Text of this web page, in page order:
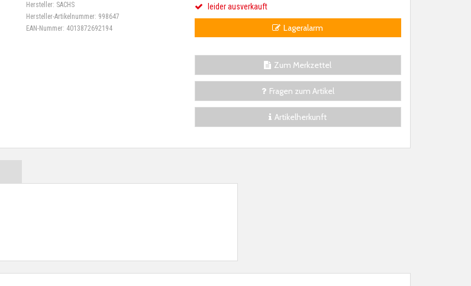
Hersteller: SACHS
Hersteller-Artikelnummer: 998647
EAN-Nummer: 4013872692194
leider ausverkauft
Lageralarm
Zum Merkzettel
Fragen zum Artikel
Artikelherkunft